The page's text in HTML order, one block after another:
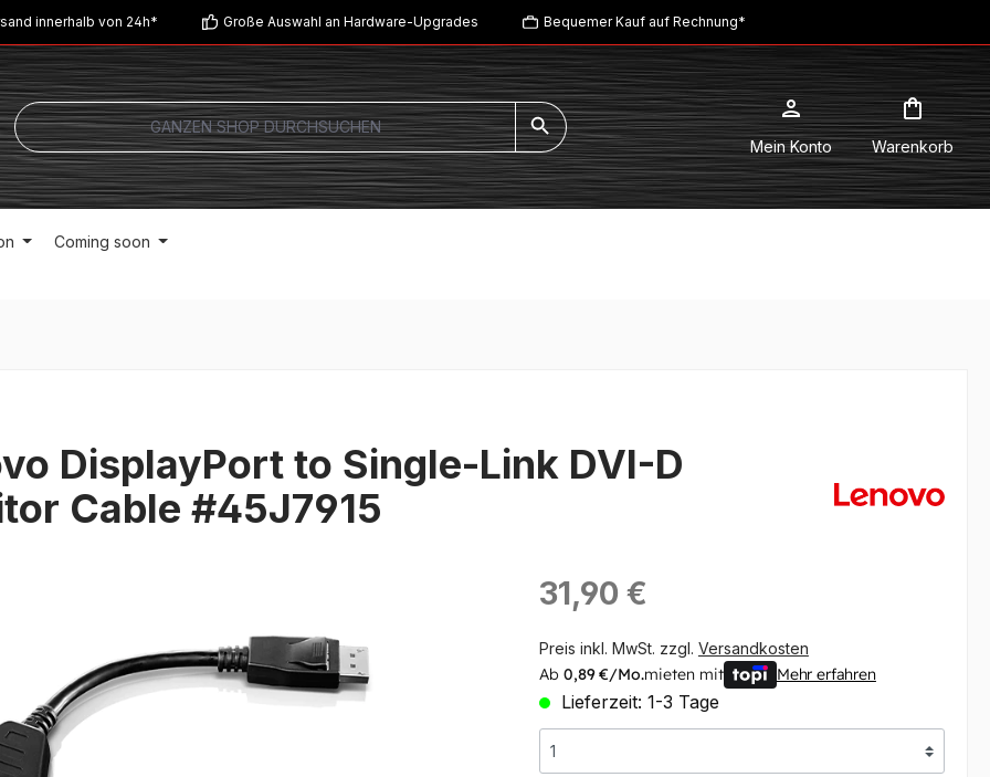
innerhalb von 24h* Große Auswahl an Hardware-Upgrades Bequemer Kauf auf Rechnung*
Mein Konto Warenkorb
Coming soon
DisplayPort to Single-Link DVI-D
Cable #45J7915
Regulärer Preis:
31,90 €
Preis inkl. MwSt. zzgl. Versandkosten
Ab 0,89 €/Mo.mieten mit Mehr erfahren
Lieferzeit: 1-3 Tage